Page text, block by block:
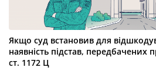
Якщо суд встановив для
наявність підстав, передбачених
ст. 1172 Ц